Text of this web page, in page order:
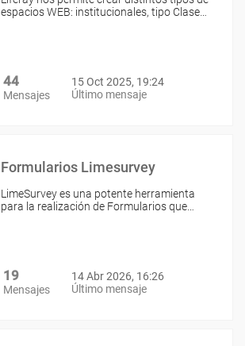
espacios WEB: institucionales, tipo Clase…
44
Mensajes
15 Oct 2025, 19:24
Último mensaje
Formularios Limesurvey
LimeSurvey es una potente herramienta
para la realización de Formularios que…
19
Mensajes
14 Abr 2026, 16:26
Último mensaje